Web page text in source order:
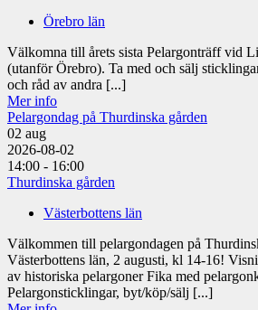
Örebro län
Välkomna till årets sista Pelargonträff vid
(utanför Örebro). Ta med och sälj
och råd av andra [...]
Mer info
Pelargondag på Thurdinska gården
02 aug
2026-08-02
14:00 - 16:00
Thurdinska gården
Västerbottens län
Välkommen till pelargondagen på
Västerbottens län, 2 augusti, kl 14-16!
av historiska pelargoner Fika med
Pelargonsticklingar, byt/köp/sälj [...]